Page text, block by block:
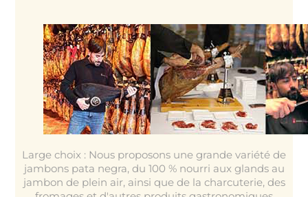
Large choix : Nous proposons une grande variété de
jambons pata negra, du 100 % nourri aux glands au
jambon de plein air, ainsi que de la charcuterie, des